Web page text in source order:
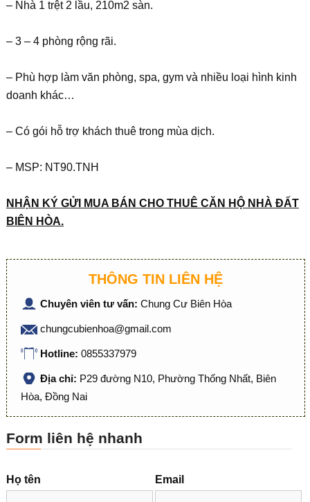
– Nhà 1 trệt 2 lầu, 210m2 sàn.
– 3 – 4 phòng rộng rãi.
– Phù hợp làm văn phòng, spa, gym và nhiều loại hình kinh
doanh khác…
– Có gói hỗ trợ khách thuê trong mùa dịch.
– MSP: NT90.TNH
NHẬN KÝ GỬI MUA BÁN CHO THUÊ CĂN HỘ NHÀ ĐẤT
BIÊN HÒA.
THÔNG TIN LIÊN HỆ
Chuyên viên tư vấn: Chung Cư Biên Hòa
chungcubienhoa@gmail.com
Hotline: 0855337979
Địa chỉ: P29 đường N10, Phường Thống Nhất, Biên
Hòa, Đồng Nai
Form liên hệ nhanh
Họ tên Email